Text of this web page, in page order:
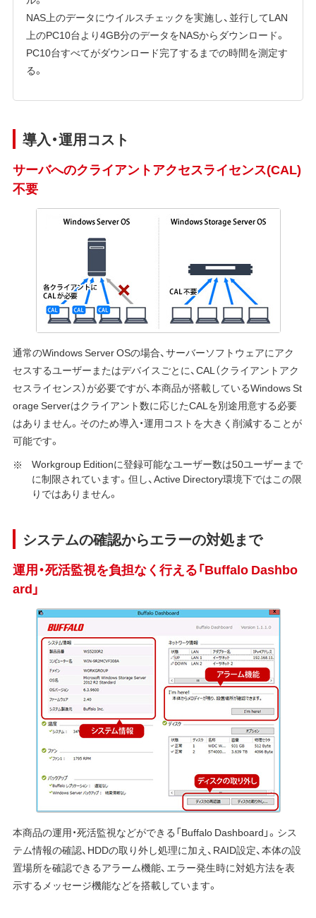
NAS上のデータにウイルスチェックを実施し、並行してLAN
上のPC10台より4GB分のデータをNASからダウンロード。
PC10台すべてがダウンロード完了するまでの時間を測定す
る。
導入・運用コスト
サーバへのクライアントアクセスライセンス(CAL)
不要
通常のWindows Server OSの場合、サーバーソフトウェアにアク
セスするユーザーまたはデバイスごとに、CAL（クライアントアク
セスライセンス）が必要ですが、本商品が搭載しているWindows St
orage Serverはクライアント数に応じたCALを別途用意する必要
はありません。そのため導入・運用コストを大きく削減することが
可能です。
Workgroup Editionに登録可能なユーザー数は50ユーザーまで
に制限されています。但し、Active Directory環境下ではこの限
りではありません。
システムの確認からエラーの対処まで
運用・死活監視を負担なく行える「Buffalo Dashbo
ard」
本商品の運用・死活監視などができる「Buffalo Dashboard」。シス
テム情報の確認、HDDの取り外し処理に加え、RAID設定、本体の設
置場所を確認できるアラーム機能、エラー発生時に対処方法を表
示するメッセージ機能などを搭載しています。